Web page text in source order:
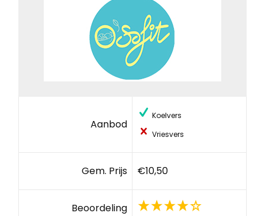
Aanbod
Koelvers
Vriesvers
Gem. Prijs €10,50
Beoordeling